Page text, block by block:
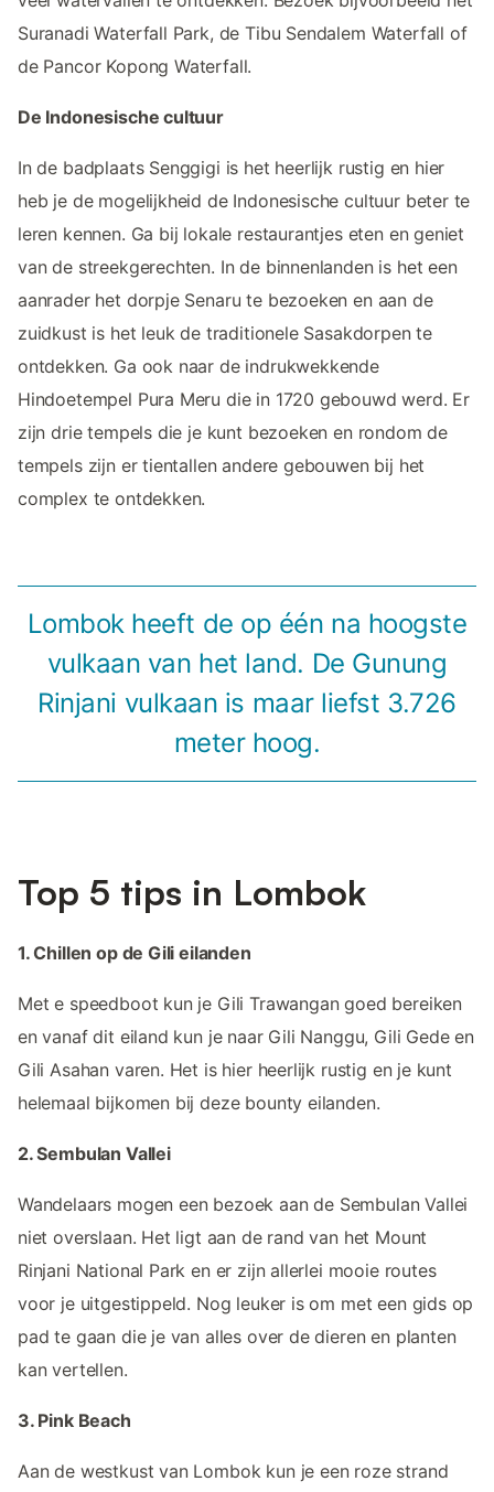
Suranadi Waterfall Park, de Tibu Sendalem Waterfall of
de Pancor Kopong Waterfall.
De Indonesische cultuur
In de badplaats Senggigi is het heerlijk rustig en hier
heb je de mogelijkheid de Indonesische cultuur beter te
leren kennen. Ga bij lokale restaurantjes eten en geniet
van de streekgerechten. In de binnenlanden is het een
aanrader het dorpje Senaru te bezoeken en aan de
zuidkust is het leuk de traditionele Sasakdorpen te
ontdekken. Ga ook naar de indrukwekkende
Hindoetempel Pura Meru die in 1720 gebouwd werd. Er
zijn drie tempels die je kunt bezoeken en rondom de
tempels zijn er tientallen andere gebouwen bij het
complex te ontdekken.
Lombok heeft de op één na hoogste
vulkaan van het land. De Gunung
Rinjani vulkaan is maar liefst 3.726
meter hoog.
Top 5 tips in Lombok
1. Chillen op de Gili eilanden
Met e speedboot kun je Gili Trawangan goed bereiken
en vanaf dit eiland kun je naar Gili Nanggu, Gili Gede en
Gili Asahan varen. Het is hier heerlijk rustig en je kunt
helemaal bijkomen bij deze bounty eilanden.
2. Sembulan Vallei
Wandelaars mogen een bezoek aan de Sembulan Vallei
niet overslaan. Het ligt aan de rand van het Mount
Rinjani National Park en er zijn allerlei mooie routes
voor je uitgestippeld. Nog leuker is om met een gids op
pad te gaan die je van alles over de dieren en planten
kan vertellen.
3. Pink Beach
Aan de westkust van Lombok kun je een roze strand